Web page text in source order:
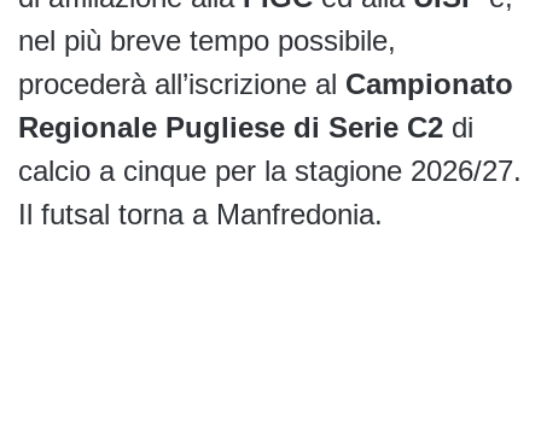
nel più breve tempo possibile,
procederà all’iscrizione al Campionato
Regionale Pugliese di Serie C2 di
calcio a cinque per la stagione 2026/27.
Il futsal torna a Manfredonia.